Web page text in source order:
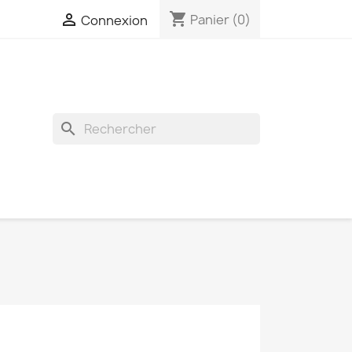
 Connexion shopping_cart Panier (0)
search